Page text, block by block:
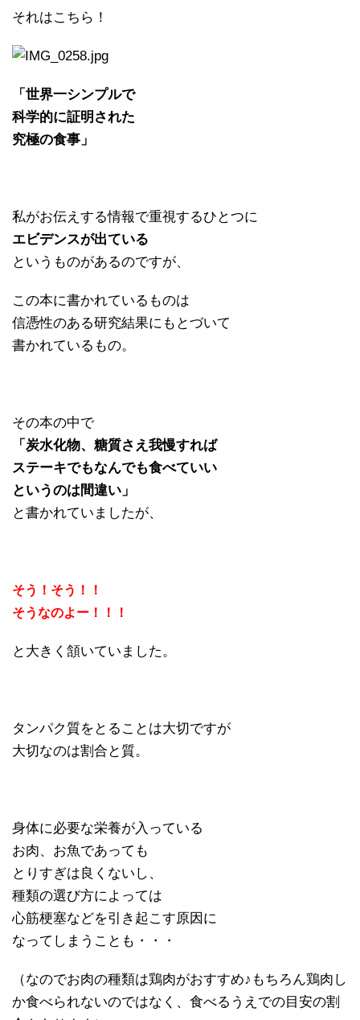
それはこちら！
「世界一シンプルで
科学的に証明された
究極の食事」
私がお伝えする情報で重視するひとつに
エビデンスが出ている
というものがあるのですが、
この本に書かれているものは
信憑性のある研究結果にもとづいて
書かれているもの。
その本の中で
「炭水化物、糖質さえ我慢すれば
ステーキでもなんでも食べていい
というのは間違い」
と書かれていましたが、
そう！そう！！
そうなのよー！！！
と大きく頷いていました。
タンパク質をとることは大切ですが
大切なのは割合と質。
身体に必要な栄養が入っている
お肉、お魚であっても
とりすぎは良くないし、
種類の選び方によっては
心筋梗塞などを引き起こす原因に
なってしまうことも・・・
（なのでお肉の種類は鶏肉がおすすめ♪もちろん鶏肉し
か食べられないのではなく、食べるうえでの目安の割